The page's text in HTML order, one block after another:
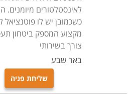
אינסטלציה, ובחברות בעלות
מעבר לעבודתם של שרברבים
בבתים, קיימים לא מעט תחומים
מומחיותם דוגמת עסקי השקייה
לאינסטלטורים מיומנים.
כשכמובן יש לו פוטנציאל
מקצוע המספק ביטחון
צורך בשירותי
באר שבע
שליחת פניה